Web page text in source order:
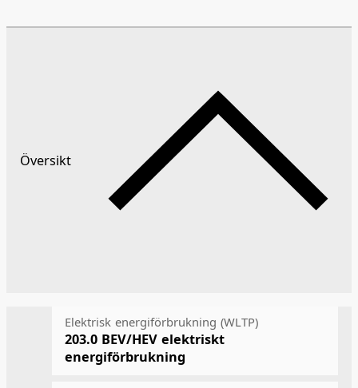
Översikt
Elektrisk energiförbrukning (WLTP)
203.0 BEV/HEV elektriskt
energiförbrukning